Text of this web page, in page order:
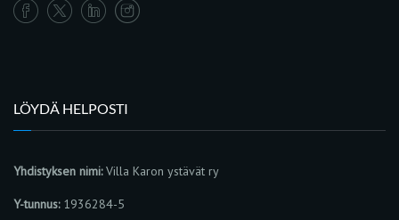
LÖYDÄ HELPOSTI
Yhdistyksen nimi:Villa Karon ystävät ry
Y-tunnus:1936284-5